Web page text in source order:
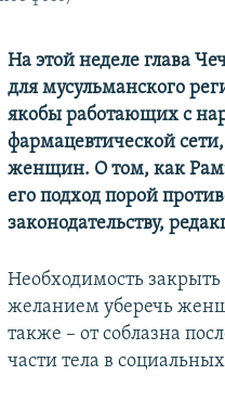
На этой неделе глава
для мусульманского
якобы работающих с
фармацевтической
женщин. О том, как
его подход порой
законодательству,
Необходимость
желанием уберечь
также – от соблазна
части тела в